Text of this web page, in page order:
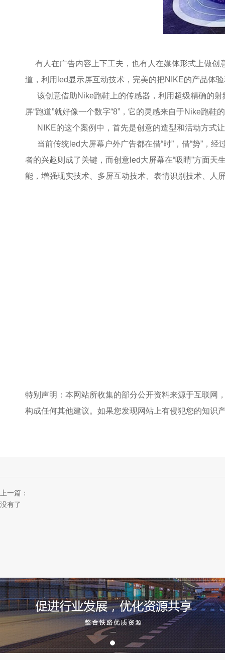
有人在广告内容上下工夫，也有人在媒体形式上做创
道，利用led显示屏互动技术，完美的把NIKE的产品体
该创意借助Nike跑鞋上的传感器，利用超级精确的射
屏“跑道”就好像一个数字“8”，它的灵感来自于Nike跑鞋
NIKE的这个案例中，首先是创意的造型和活动方式
当前传统led大屏幕户外广告都在借“时”，借“势”，经
者的兴趣则成了关键，而创意led大屏幕在“吸睛”方面
能，增强现实技术、多屏互动技术、表情识别技术、人
特别声明：本网站所收集的部分公开资料来源于互联网
构成任何其他建议。如果您发现网站上有侵犯您的知识
上一篇：
没有了